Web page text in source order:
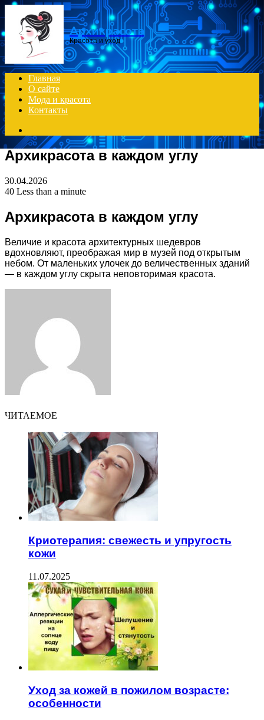
Архикрасота
Красота и уход
Главная
О сайте
Мода и красота
Контакты
for
Архикрасота в каждом углу
30.04.2026
40 Less than a minute
Архикрасота в каждом углу
Величие и красота архитектурных шедевров
вдохновляют, преображая мир в музей под открытым
небом. От маленьких улочек до величественных зданий
— в каждом углу скрыта неповторимая красота.
ЧИТАЕМОЕ
Криотерапия: свежесть и упругость
кожи
11.07.2025
Уход за кожей в пожилом возрасте:
особенности